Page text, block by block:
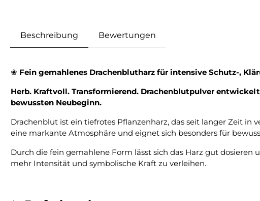
Beschreibung Bewertungen
❀ Fein gemahlenes Drachenblutharz für intensive Schutz-,
Herb. Kraftvoll. Transformierend. Drachenblutpulver
bewussten Neubeginn.
Drachenblut ist ein tiefrotes Pflanzenharz, das seit langer Zeit
eine markante Atmosphäre und eignet sich besonders für
Durch die fein gemahlene Form lässt sich das Harz gut
mehr Intensität und symbolische Kraft zu verleihen.